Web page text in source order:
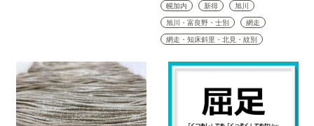
幌加内
新得
旭川
旭川・富良野・士別
網走
網走・知床斜里・北見・紋別